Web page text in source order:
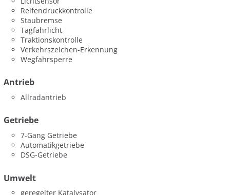
Reifendruckkontrolle
Staubremse
Tagfahrlicht
Traktionskontrolle
Verkehrszeichen-Erkennung
Wegfahrsperre
Antrieb
Allradantrieb
Getriebe
7-Gang Getriebe
Automatikgetriebe
DSG-Getriebe
Umwelt
geregelter Katalysator